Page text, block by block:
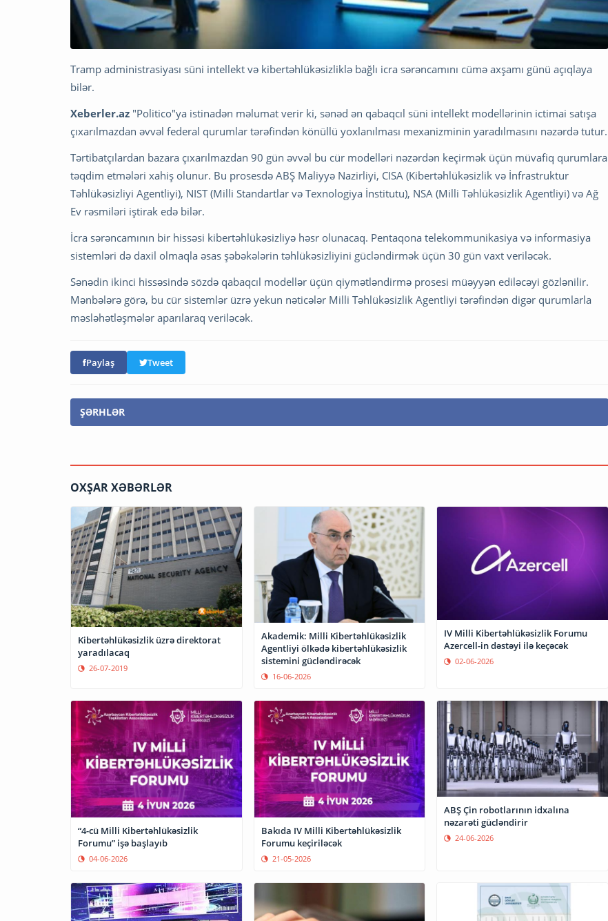
Tramp administrasiyası süni intellekt və kibertəhlükəsizliklə bağlı icra sərəncamını cümə axşamı günü açıqlaya
bilər.
Xeberler.az "Politico"ya istinadən məlumat verir ki, sənəd ən qabaqcıl süni intellekt modellərinin ictimai satışa
çıxarılmazdan əvvəl federal qurumlar tərəfindən könüllü yoxlanılması mexanizminin yaradılmasını nəzərdə tutur.
Tərtibatçılardan bazara çıxarılmazdan 90 gün əvvəl bu cür modelləri nəzərdən keçirmək üçün müvafiq qurumlara
təqdim etmələri xahiş olunur. Bu prosesdə ABŞ Maliyyə Nazirliyi, CISA (Kibertəhlükəsizlik və İnfrastruktur
Təhlükəsizliyi Agentliyi), NIST (Milli Standartlar və Texnologiya İnstitutu), NSA (Milli Təhlükəsizlik Agentliyi) və Ağ
Ev rəsmiləri iştirak edə bilər.
İcra sərəncamının bir hissəsi kibertəhlükəsizliyə həsr olunacaq. Pentaqona telekommunikasiya və informasiya
sistemləri də daxil olmaqla əsas şəbəkələrin təhlükəsizliyini gücləndirmək üçün 30 gün vaxt veriləcək.
Sənədin ikinci hissəsində sözdə qabaqcıl modellər üçün qiymətləndirmə prosesi müəyyən ediləcəyi gözlənilir.
Mənbələrə görə, bu cür sistemlər üzrə yekun nəticələr Milli Təhlükəsizlik Agentliyi tərəfindən digər qurumlarla
məsləhətləşmələr aparılaraq veriləcək.
Paylaş Tweet
ŞƏRHLƏR
OXŞAR XƏBƏRLƏR
Kibertəhlükəsizlik üzrə direktorat
yaradılacaq
26-07-2019
Akademik: Milli Kibertəhlükəsizlik
Agentliyi ölkədə kibertəhlükəsizlik
sistemini gücləndirəcək
16-06-2026
IV Milli Kibertəhlükəsizlik Forumu
Azercell-in dəstəyi ilə keçəcək
02-06-2026
“4-cü Milli Kibertəhlükəsizlik
Forumu” işə başlayıb
04-06-2026
Bakıda IV Milli Kibertəhlükəsizlik
Forumu keçiriləcək
21-05-2026
ABŞ Çin robotlarının idxalına
nəzarəti gücləndirir
24-06-2026